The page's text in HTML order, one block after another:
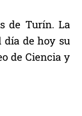
de Turín. La
día de hoy su
de Ciencia y